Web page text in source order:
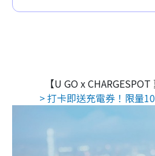
【U GO x CHARGESPOT
> 打卡即送充電券！限量